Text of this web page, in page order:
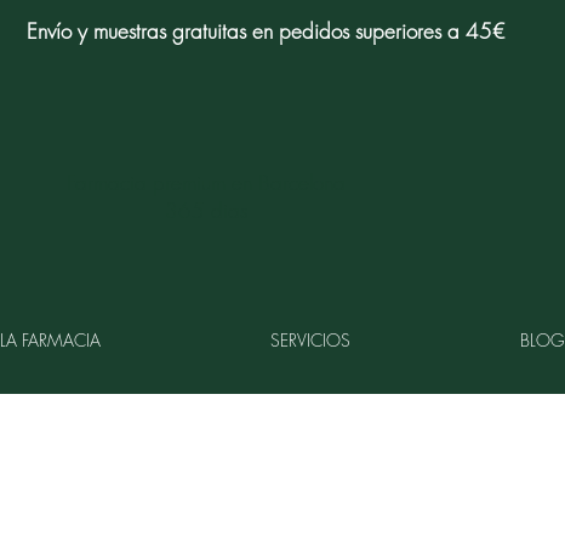
Envío y muestras gratuitas en pedidos superiores a 45€
LA FARMACIA SERVICIOS BLOG